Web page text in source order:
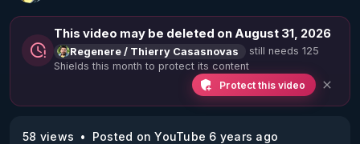
This video may be deleted on August 31, 2026
Regenere / Thierry Casasnovas
still needs 125
Shields this month to protect its content
Protect this video
58 views
Posted on YouTube 6 years ago